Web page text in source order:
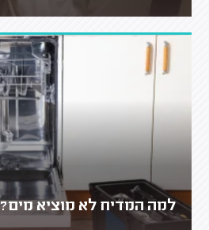
למה המדיח לא מוציא מים?